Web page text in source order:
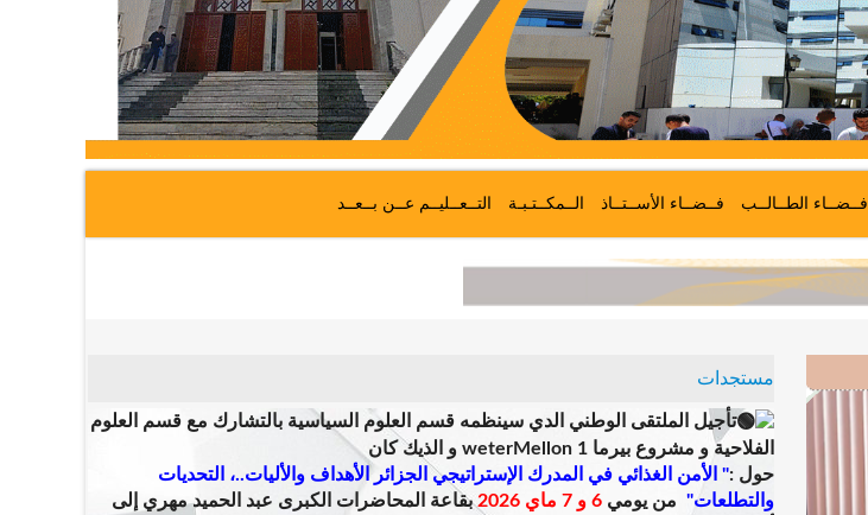
فــضــاء الطــالــب فــضــاء الأســتــاذ الــمكــتـبـة التــعــليــم عــن بــعــد
مستجدات
تأجيل الملتقى الوطني الدي سينظمه قسم العلوم السياسية بالتشارك مع قسم العلوم
الفلاحية و مشروع بيرما 1 weterMellon
و الذيك كان
حول :" الأمن الغذائي في المدرك الإستراتيجي الجزائر الأهداف والأليات..، التحديات
والتطلعات" من يومي 6 و 7 ماي 2026 بقاعة المحاضرات الكبرى عبد الحميد مهري إلى